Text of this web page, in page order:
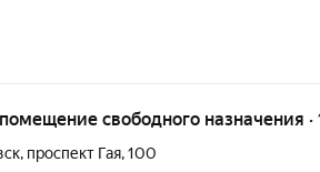
помещение свободного назначения ·
, проспект Гая,100